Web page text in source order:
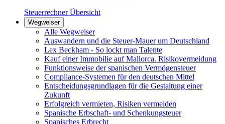
Steuerrechner Übersicht
Wegweiser
Alle Wegweiser
Auswandern und die Steuer-Mauer um Deutschland
Lex Beckham - So lockt man Talente
Kauf einer Immobilie auf Mallorca. Risikovermeidung
Funktionsweise der spanischen Vermögensteuer
Compliance-Systemen für den deutschen Mittel
Entscheidungsgrundlagen für die Gestaltung einer
Zukunft
Erfolgreich vermieten, Risiken vermeiden
Spanische Erbschaft- und Schenkungsteuer
Spanisches Erbrecht